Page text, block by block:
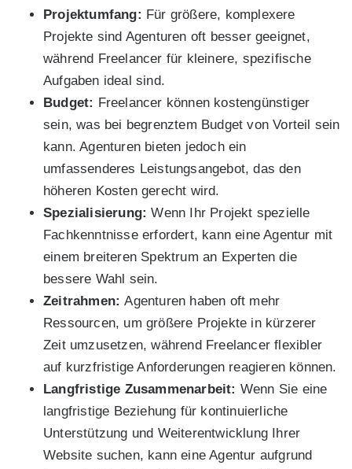
Projektumfang: Für größere, komplexere
Projekte sind Agenturen oft besser geeignet,
während Freelancer für kleinere, spezifische
Aufgaben ideal sind.
Budget: Freelancer können kostengünstiger
sein, was bei begrenztem Budget von Vorteil sein
kann. Agenturen bieten jedoch ein
umfassenderes Leistungsangebot, das den
höheren Kosten gerecht wird.
Spezialisierung: Wenn Ihr Projekt spezielle
Fachkenntnisse erfordert, kann eine Agentur mit
einem breiteren Spektrum an Experten die
bessere Wahl sein.
Zeitrahmen: Agenturen haben oft mehr
Ressourcen, um größere Projekte in kürzerer
Zeit umzusetzen, während Freelancer flexibler
auf kurzfristige Anforderungen reagieren können.
Langfristige Zusammenarbeit: Wenn Sie eine
langfristige Beziehung für kontinuierliche
Unterstützung und Weiterentwicklung Ihrer
Website suchen, kann eine Agentur aufgrund